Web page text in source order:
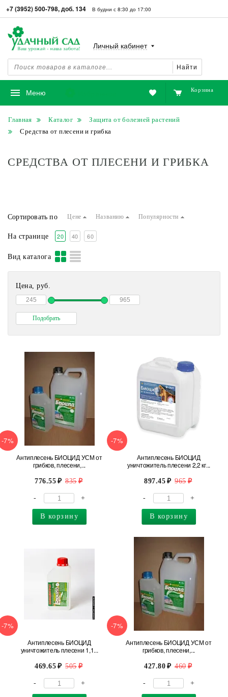
+7 (3952) 500-798, доб. 134 В будни с 8:30 до 17:00
Найти
Личный кабинет
Меню Корзина
Главная Каталог
Защита от болезней растений
Средства от плесени и грибка
СРЕДСТВА ОТ ПЛЕСЕНИ И ГРИБКА
Сортировать по Цене Названию Популярности
На странице 20 40 60
Вид каталога
Цена, руб.
-7%
Антиплесень БИОЦИД УСМ от
грибков, плесени,...
776.55 835
- +
В корзину
-7%
Антиплесень БИОЦИД
уничтожитель плесени 2,2 кг...
897.45 965
- +
В корзину
-7%
Антиплесень БИОЦИД
уничтожитель плесени 1,1...
469.65 505
- +
-7%
Антиплесень БИОЦИД УСМ от
грибков, плесени,...
427.80 460
- +